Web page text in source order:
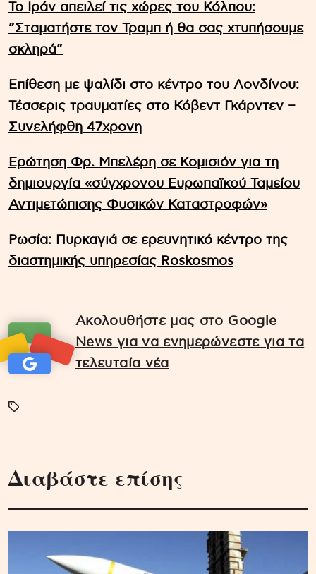
Το Ιράν απειλεί τις χώρες του Κόλπου:
”Σταματήστε τον Τραμπ ή θα σας χτυπήσουμε
σκληρά”
Επίθεση με ψαλίδι στο κέντρο του Λονδίνου:
Τέσσερις τραυματίες στο Κόβεντ Γκάρντεν –
Συνελήφθη 47χρονη
Ερώτηση Φρ. Μπελέρη σε Κομισιόν για τη
δημιουργία «σύγχρονου Ευρωπαϊκού Ταμείου
Αντιμετώπισης Φυσικών Καταστροφών»
Ρωσία: Πυρκαγιά σε ερευνητικό κέντρο της
διαστημικής υπηρεσίας Roskosmos
Ακολουθήστε μας στο Google
News για να ενημερώνεστε για τα
τελευταία νέα
Διαβάστε επίσης